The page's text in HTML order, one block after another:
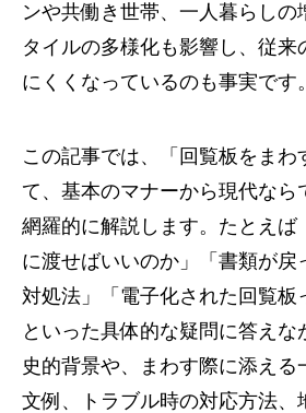
ンや共働き世帯、一人暮らしの
タイルの多様化も影響し、従来
にくくなっているのも事実です。
この記事では、「回覧板をまわ
て、基本のマナーから現代なら
網羅的に解説します。たとえば
に渡せばいいのか」「書類が戻
対処法」「電子化された回覧板
といった具体的な疑問に答えな
史的背景や、まわす際に添える
文例、トラブル時の対応方法、